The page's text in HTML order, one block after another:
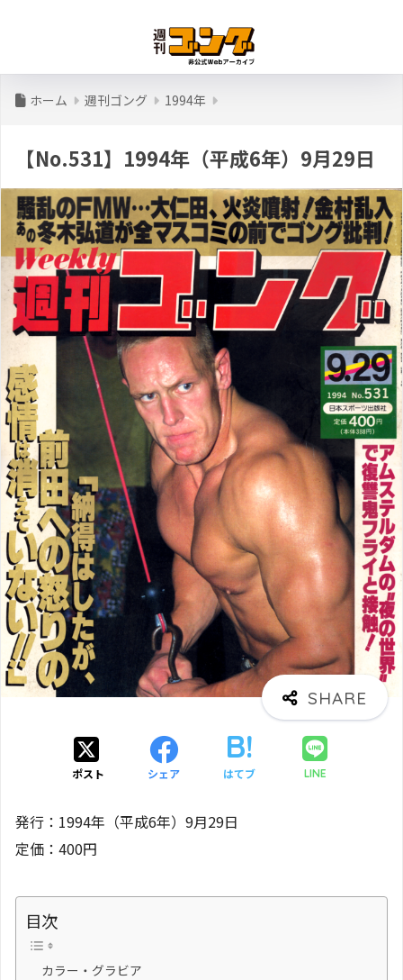
ホーム 週刊ゴング 1994年
【No.531】1994年（平成6年）9月29日
ポスト シェア はてブ LINE
発行：1994年（平成6年）9月29日
定価：400円
目次
カラー・グラビア